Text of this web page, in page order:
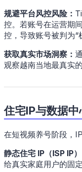
规避平台风控风险：
控。若账号在运营期
控，导致账号被判为“
获取真实市场洞察：
观察越南当地最真实
住宅IP与数据
在短视频养号阶段，
静态住宅 IP（ISP IP）
给真实家庭用户的固定